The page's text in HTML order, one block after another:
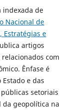
de
Nacional de
Estratégias e
artigos
com
Ênfase é
e das
setoriais
da geopolítica na